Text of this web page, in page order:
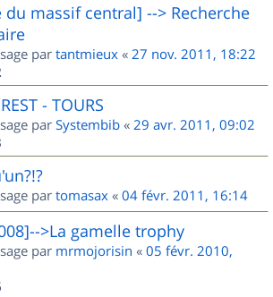
du massif central] --> Recherche
par tantmieux « 27 nov. 2011, 18:22
- TOURS
par Systembib « 29 avr. 2011, 09:02
par tomasax « 04 févr. 2011, 16:14
>La gamelle trophy
par mrmojorisin « 05 févr. 2010,